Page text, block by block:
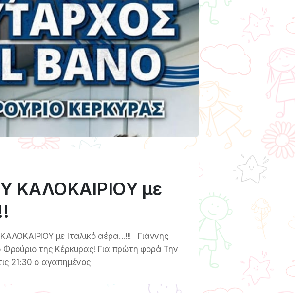
ΚΑΛΟΚΑΙΡΙΟΥ με
με Ιταλικό αέρα…!!! Γιάννης
της Κέρκυρας! Για πρώτη φορά Την
21:30 ο αγαπημένος